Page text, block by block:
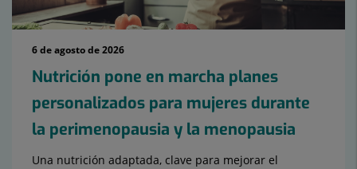
6 de agosto de 2026
Nutrición pone en marcha planes
personalizados para mujeres durante
la perimenopausia y la menopausia
Una nutrición adaptada, clave para mejorar el